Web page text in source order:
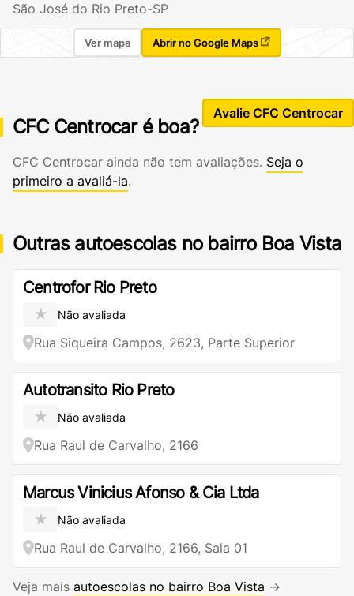
São José do Rio Preto-SP
Ver mapa Abrir no Google Maps
CFC Centrocar é boa?
Avalie CFC Centrocar
CFC Centrocar ainda não tem avaliações. Seja o
primeiro a avaliá-la.
Outras autoescolas no bairro Boa Vista
Centrofor Rio Preto
★ Não avaliada
Rua Siqueira Campos, 2623, Parte Superior
Autotransito Rio Preto
★ Não avaliada
Rua Raul de Carvalho, 2166
Marcus Vinicius Afonso & Cia Ltda
★ Não avaliada
Rua Raul de Carvalho, 2166, Sala 01
Veja mais autoescolas no bairro Boa Vista →